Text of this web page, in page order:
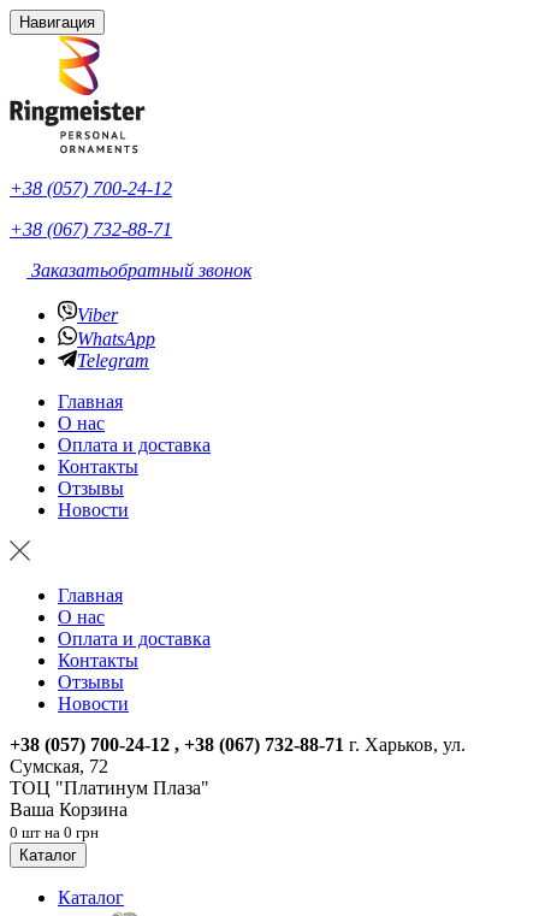
Навигация
+38 (057) 700-24-12
+38 (067) 732-88-71
Заказатьобратный звонок
Viber
WhatsApp
Telegram
Главная
О нас
Оплата и доставка
Контакты
Отзывы
Новости
Главная
О нас
Оплата и доставка
Контакты
Отзывы
Новости
+38 (057) 700-24-12 , +38 (067) 732-88-71 г. Харьков, ул.
Сумская, 72
ТОЦ "Платинум Плаза"
Ваша Корзина
0 шт на 0 грн
Каталог
Каталог